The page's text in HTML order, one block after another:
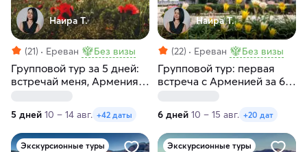
Наира Т.
(21) Ереван Без визы
Групповой тур за 5 дней:
встречай меня, Армения.
заездами по
воскресеньям и
понедельникам
5 дней 10 – 14 авг. +42 даты
Наира Т.
(22) Ереван Без визы
Групповой тур: первая
встреча с Арменией за 6
понедельникам и
субботам
6 дней 10 – 15 авг. +20 дат
Экскурсионные туры Экскурсионные туры